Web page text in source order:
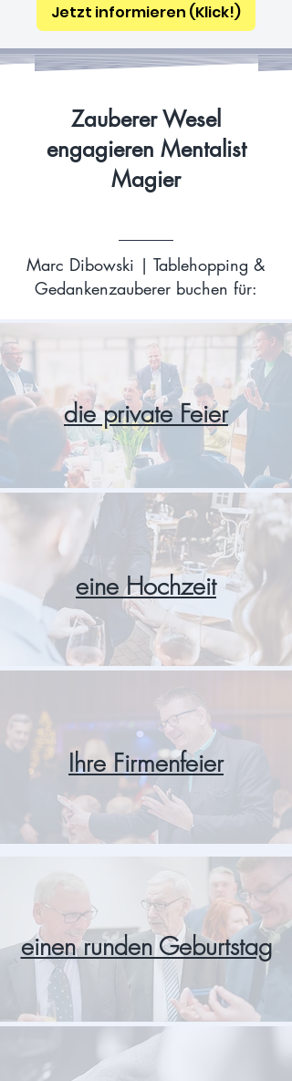
Jetzt informieren (Klick!)
Zauberer Wesel
engagieren Mentalist
Magier
Marc Dibowski | Tablehopping &
Gedankenzauberer buchen für:
die private Feier
eine Hochzeit
Ihre Firmenfeier
einen runden Geburtstag